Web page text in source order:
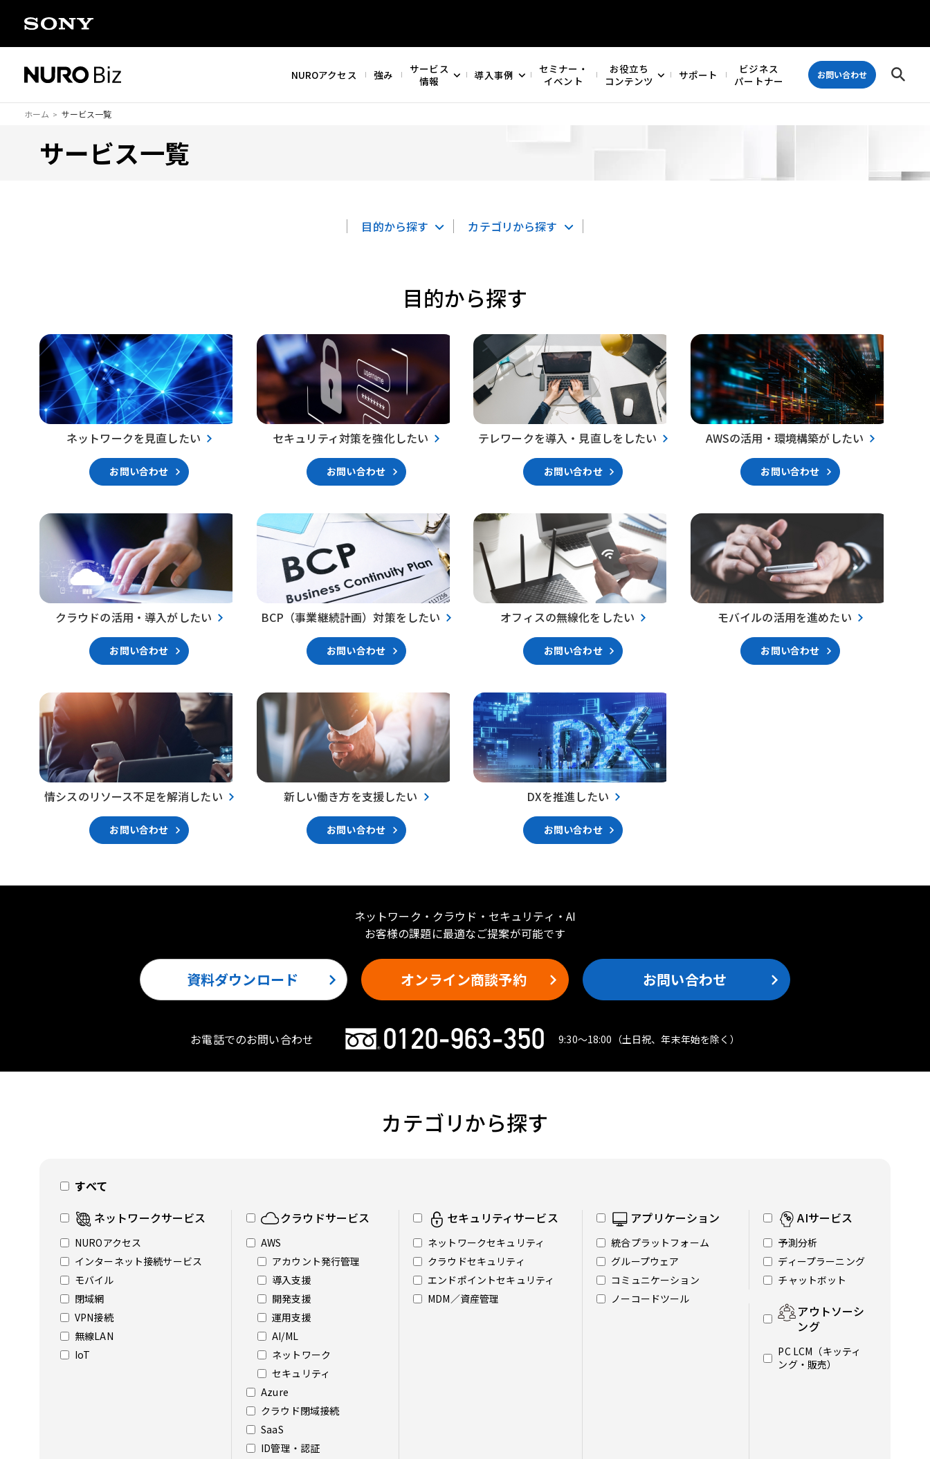
NUROアクセス 強み
サービス
情報
導入事例
セミナー・
イベント
お役立ち
コンテンツ
サポート
ビジネス
パートナー
お問い合わせ
ホーム サービス一覧
サービス一覧
目的から探す カテゴリから探す
目的から探す
ネットワークを見直したい
お問い合わせ
セキュリティ対策を強化したい
お問い合わせ
テレワークを導入・見直しをしたい
お問い合わせ
AWSの活用・環境構築がしたい
お問い合わせ
クラウドの活用・導入がしたい
お問い合わせ
BCP（事業継続計画）対策をしたい
お問い合わせ
オフィスの無線化をしたい
お問い合わせ
モバイルの活用を進めたい
お問い合わせ
情シスのリソース不足を解消したい
お問い合わせ
新しい働き方を支援したい
お問い合わせ
DXを推進したい
お問い合わせ
ネットワーク・クラウド・セキュリティ・AI
お客様の課題に最適なご提案が可能です
資料ダウンロード オンライン商談予約 お問い合わせ
お電話でのお問い合わせ 9:30〜18:00 （土日祝、年末年始を除く）
カテゴリから探す
すべて
ネットワークサービス
NUROアクセス
インターネット接続サービス
モバイル
閉域網
VPN接続
無線LAN
IoT
クラウドサービス
AWS
アカウント発行管理
導入支援
開発支援
運用支援
AI/ML
ネットワーク
セキュリティ
Azure
クラウド閉域接続
SaaS
ID管理・認証
セキュリティサービス
ネットワークセキュリティ
クラウドセキュリティ
エンドポイントセキュリティ
MDM／資産管理
アプリケーション
統合プラットフォーム
グループウェア
コミュニケーション
ノーコードツール
AIサービス
予測分析
ディープラーニング
チャットボット
アウトソーシ
ング
PC LCM（キッティ
ング・販売）